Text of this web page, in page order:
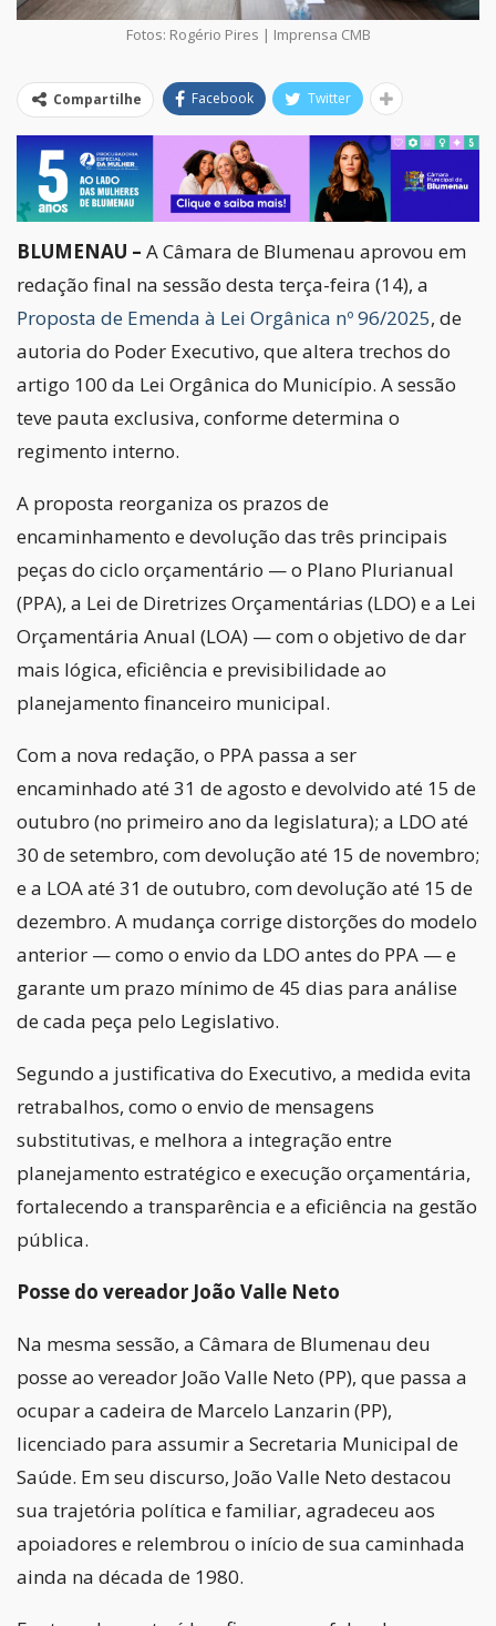
Fotos: Rogério Pires | Imprensa CMB
Compartilhe Facebook Twitter
BLUMENAU – A Câmara de Blumenau aprovou em
redação final na sessão desta terça-feira (14), a
Proposta de Emenda à Lei Orgânica nº 96/2025, de
autoria do Poder Executivo, que altera trechos do
artigo 100 da Lei Orgânica do Município. A sessão
teve pauta exclusiva, conforme determina o
regimento interno.
A proposta reorganiza os prazos de
encaminhamento e devolução das três principais
peças do ciclo orçamentário — o Plano Plurianual
(PPA), a Lei de Diretrizes Orçamentárias (LDO) e a Lei
Orçamentária Anual (LOA) — com o objetivo de dar
mais lógica, eficiência e previsibilidade ao
planejamento financeiro municipal.
Com a nova redação, o PPA passa a ser
encaminhado até 31 de agosto e devolvido até 15 de
outubro (no primeiro ano da legislatura); a LDO até
30 de setembro, com devolução até 15 de novembro;
e a LOA até 31 de outubro, com devolução até 15 de
dezembro. A mudança corrige distorções do modelo
anterior — como o envio da LDO antes do PPA — e
garante um prazo mínimo de 45 dias para análise
de cada peça pelo Legislativo.
Segundo a justificativa do Executivo, a medida evita
retrabalhos, como o envio de mensagens
substitutivas, e melhora a integração entre
planejamento estratégico e execução orçamentária,
fortalecendo a transparência e a eficiência na gestão
pública.
Posse do vereador João Valle Neto
Na mesma sessão, a Câmara de Blumenau deu
posse ao vereador João Valle Neto (PP), que passa a
ocupar a cadeira de Marcelo Lanzarin (PP),
licenciado para assumir a Secretaria Municipal de
Saúde. Em seu discurso, João Valle Neto destacou
sua trajetória política e familiar, agradeceu aos
apoiadores e relembrou o início de sua caminhada
ainda na década de 1980.